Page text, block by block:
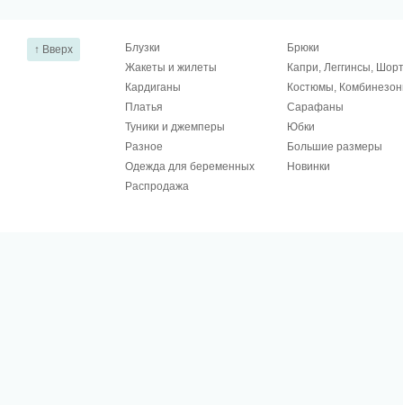
↑ Вверх Блузки
Брюки
Жакеты и жилеты
Капри, Леггинсы,
Кардиганы
Костюмы,
Платья
Сарафаны
Туники и джемперы
Юбки
Разное
Большие размеры
Одежда для беременных
Новинки
Распродажа